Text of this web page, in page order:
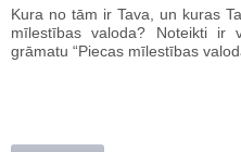
Kura no tām ir Tava, un kuras
mīlestības valoda? Noteikti ir
grāmatu “Piecas mīlestības